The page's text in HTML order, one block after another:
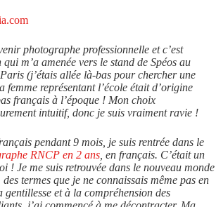
photographe professionnelle et c’est
m’a amenée vers le stand de Spéos au
(j’étais allée là-bas pour chercher une
représentant l’école était d’origine
français à l’époque ! Mon choix
intuitif, donc je suis vraiment ravie !
pendant 9 mois, je suis rentrée dans le
RNCP en 2 ans , en français. C’était un
! Je me suis retrouvée dans le nouveau monde
termes que je ne connaissais même pas en
et à la compréhension des